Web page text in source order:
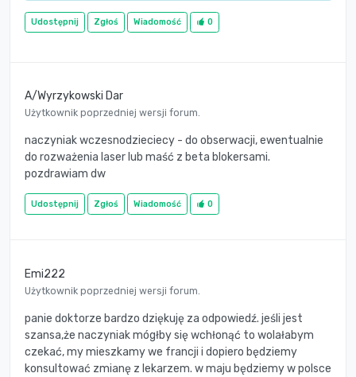
Udostępnij Zgłoś Wiadomość 0
A/Wyrzykowski Dar
Użytkownik poprzedniej wersji forum.
naczyniak wczesnodzieciecy - do obserwacji, ewentualnie
do rozważenia laser lub maść z beta blokersami.
pozdrawiam dw
Udostępnij Zgłoś Wiadomość 0
Emi222
Użytkownik poprzedniej wersji forum.
panie doktorze bardzo dziękuję za odpowiedź. jeśli jest
szansa,że naczyniak mógłby się wchłonąć to wolałabym
czekać, my mieszkamy we francji i dopiero będziemy
konsultować zmianę z lekarzem. w maju będziemy w polsce